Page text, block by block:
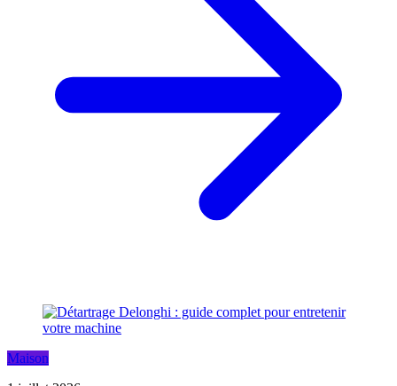
Maison